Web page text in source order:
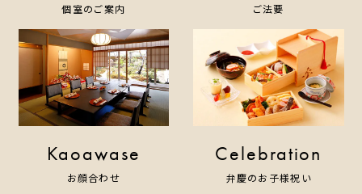
個室のご案内 ご法要
Kaoawase
お顔合わせ
Celebration
弁慶のお子様祝い